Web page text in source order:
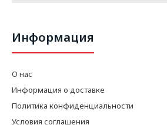
Информация
О нас
Информация о доставке
Политика конфиденциальности
Условия соглашения